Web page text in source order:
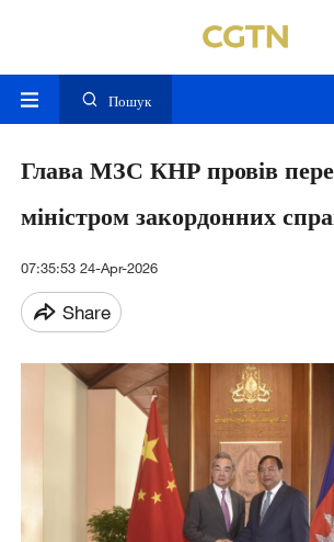
Пошук
Глава МЗС КНР провів
міністром закордонних
07:35:53 24-Apr-2026
Share